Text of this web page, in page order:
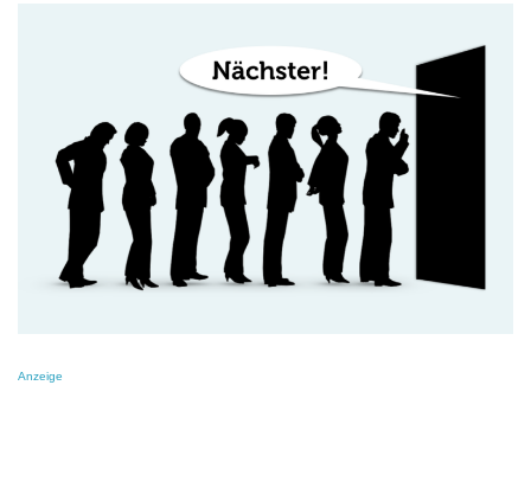
Anzeige